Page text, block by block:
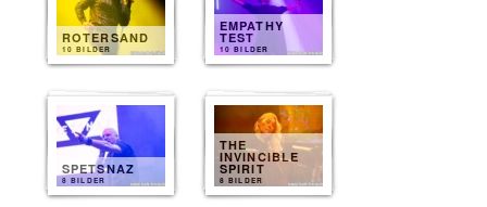
ROTERSAND
10 BILDER
EMPATHY
TEST
10 BILDER
SPETSNAZ
8 BILDER
THE
INVINCIBLE
SPIRIT
8 BILDER